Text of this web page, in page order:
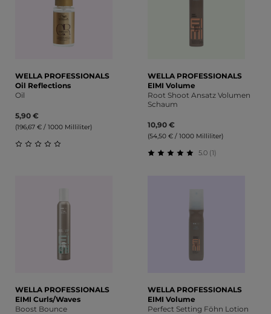
WELLA PROFESSIONALS
Oil Reflections
Oil
5,90 €
(196,67 € / 1000 Milliliter)
WELLA PROFESSIONALS
EIMI Volume
Root Shoot Ansatz Volumen
Schaum
10,90 €
(54,50 € / 1000 Milliliter)
5.0 (1)
WELLA PROFESSIONALS
EIMI Curls/Waves
Boost Bounce
WELLA PROFESSIONALS
EIMI Volume
Perfect Setting Föhn Lotion